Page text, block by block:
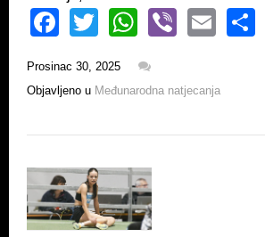
F
c
e
b
o
o
k
T
tt
W
at
A
p
p
Vi
er
E
Prosinac 30, 2025
Objavljeno u Međunarodna natjecanja